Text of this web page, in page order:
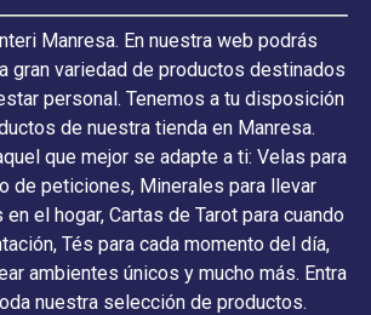
Manresa. En nuestra web podrás
gran variedad de productos destinados
personal. Tenemos a tu disposición
de nuestra tienda en Manresa.
que mejor se adapte a ti: Velas para
de peticiones, Minerales para llevar
el hogar, Cartas de Tarot para cuando
Tés para cada momento del día,
ambientes únicos y mucho más. Entra
nuestra selección de productos.